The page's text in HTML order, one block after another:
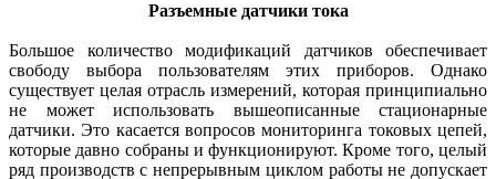
Разъемные датчики тока
Большое количество модификаций датчиков обеспечивает
свободу выбора пользователям этих приборов. Однако
существует целая отрасль измерений, которая принципиально
не может использовать вышеописанные стационарные
датчики. Это касается вопросов мониторинга токовых цепей,
которые давно собраны и функционируют. Кроме того, целый
ряд производств с непрерывным циклом работы не допускает